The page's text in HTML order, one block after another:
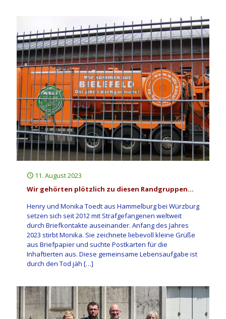
11. August 2023
Wir gehörten plötzlich zu diesen Randgruppen…
Henry und Monika Toedt aus Hammelburg bei Würzburg
setzen sich seit 2012 mit Strafgefangenen weltweit
durch Briefkontakte auseinander. Anfang des Jahres
2023 stirbt Monika. Sie zeichnete liebevoll kleine Grüße
aus Briefpapier und suchte Postkarten für die
Inhaftierten aus. Diese gemeinsame Lebensaufgabe ist
durch den Tod jäh […]